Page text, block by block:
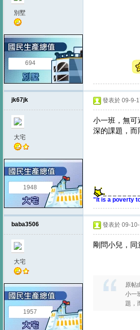
王國
別墅
694
jk67jk
大宅
1948
發表於 09-9-
小一班，無可
深的課題，而
"It is a poverty
baba3506
大宅
1957
發表於 09-
剛問小兒，
原帖
小一
題，